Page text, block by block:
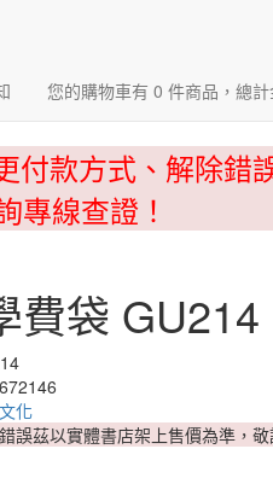
您的購物車有 0 件商品，總計
付款方式、解除錯
專線查證！
費袋 GU214
化
誤茲以實體書店架上售價為準，敬